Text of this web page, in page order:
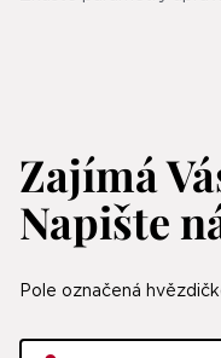
Zajímá
Napište
Pole označená